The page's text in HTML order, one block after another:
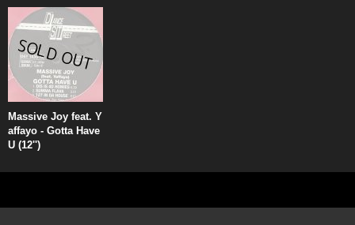
Massive Joy feat. Y
affayo - Gotta Have
U (12'')